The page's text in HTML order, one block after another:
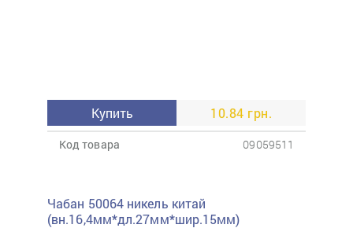
Купить 10.84 грн.
Код товара 09059511
Чабан 50064 никель китай
(вн.16,4мм*дл.27мм*шир.15мм)